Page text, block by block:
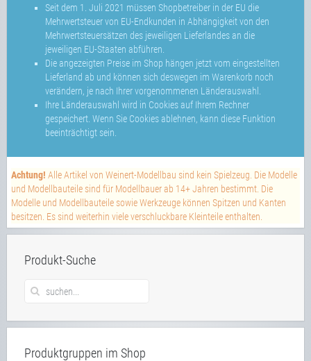
Seit dem 1. Juli 2021 müssen Shopbetreiber in der EU die
Mehrwertsteuer von EU-Endkunden in Abhängigkeit von den
Mehrwertsteuersätzen des jeweiligen Lieferlandes an die
jeweiligen EU-Staaten abführen.
Die angezeigten Preise im Shop hängen jetzt vom eingestellten
Lieferland ab und können sich deswegen im Warenkorb noch
verändern, je nach Ihrer vorgenommenen Länderauswahl.
Ihre Länderauswahl wird in Cookies auf Ihrem Rechner
gespeichert. Wenn Sie Cookies ablehnen, kann diese Funktion
beeinträchtigt sein.
Achtung! Alle Artikel von Weinert-Modellbau sind kein Spielzeug. Die Modelle
und Modellbauteile sind für Modellbauer ab 14+ Jahren bestimmt. Die
Modelle und Modellbauteile sowie Werkzeuge können Spitzen und Kanten
besitzen. Es sind weiterhin viele verschluckbare Kleinteile enthalten.
Produkt-Suche
Produktgruppen im Shop